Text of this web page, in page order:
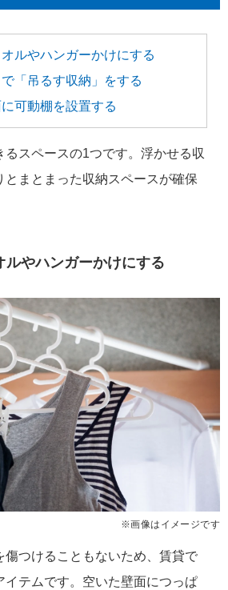
ルやハンガーかけにする
「吊るす収納」をする
可動棚を設置する
るスペースの1つです。浮かせる収
とまとまった収納スペースが確保
ルやハンガーかけにする
※画像はイメージです
傷つけることもないため、賃貸で
イテムです。空いた壁面につっぱ